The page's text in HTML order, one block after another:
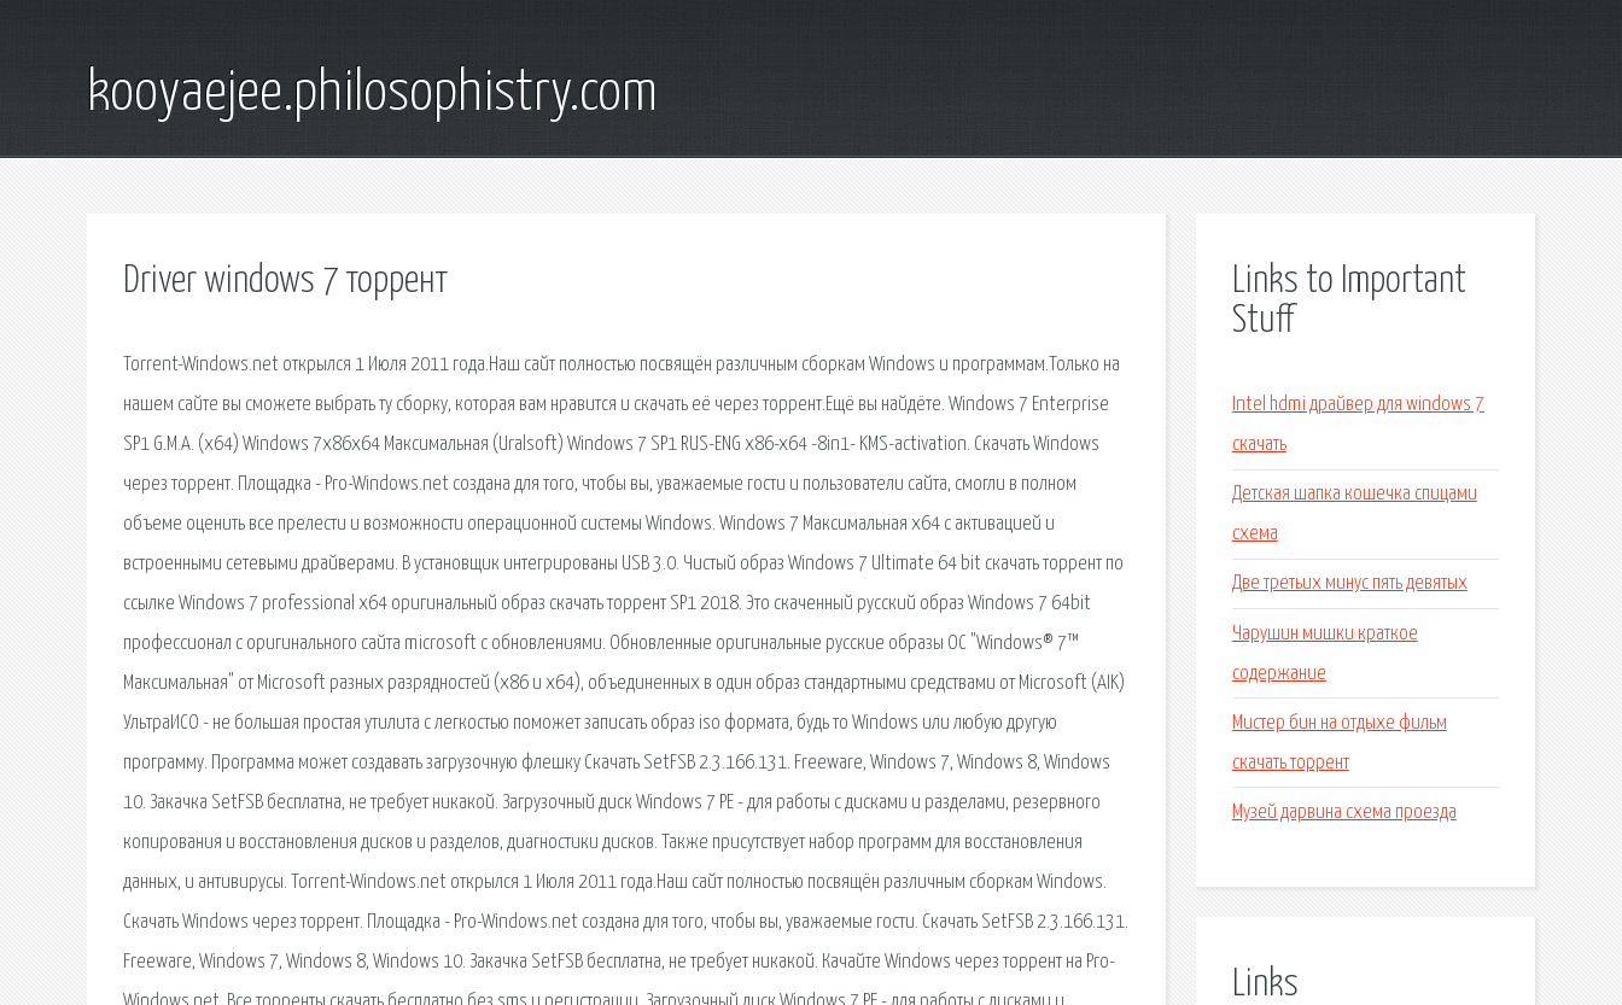
kooyaejee.philosophistry.com
Driver windows 7 торрент
Torrent-Windows.net открылся 1 Июля 2011 года.Наш сайт полностью посвящён различным сборкам Windows и программам.Только на
нашем сайте вы сможете выбрать ту сборку, которая вам нравится и скачать её через торрент.Ещё вы найдёте. Windows 7 Enterprise
SP1 G.M.A. (х64) Windows 7x86x64 Максимальная (Uralsoft) Windows 7 SP1 RUS-ENG x86-x64 -8in1- KMS-activation. Скачать Windows
через торрент. Площадка - Pro-Windows.net создана для того, чтобы вы, уважаемые гости и пользователи сайта, смогли в полном
объеме оценить все прелести и возможности операционной системы Windows. Windows 7 Максимальная x64 с активацией и
встроенными сетевыми драйверами. В установщик интегрированы USB 3.0. Чистый образ Windows 7 Ultimate 64 bit скачать торрент по
ссылке Windows 7 professional x64 оригинальный образ скачать торрент SP1 2018. Это скаченный русский образ Windows 7 64bit
профессионал с оригинального сайта microsoft с обновлениями. Обновленные оригинальные русские образы ОС "Windows® 7™
Максимальная" от Microsoft разных разрядностей (x86 и x64), объединенных в один образ стандартными средствами от Microsoft (AIK)
УльтраИСО - не большая простая утилита с легкостью поможет записать образ iso формата, будь то Windows или любую другую
программу. Программа может создавать загрузочную флешку Скачать SetFSB 2.3.166.131. Freeware, Windows 7, Windows 8, Windows
10. Закачка SetFSB бесплатна, не требует никакой. Загрузочный диск Windows 7 PE - для работы с дисками и разделами, резервного
копирования и восстановления дисков и разделов, диагностики дисков. Также присутствует набор программ для восстановления
данных, и антивирусы. Torrent-Windows.net открылся 1 Июля 2011 года.Наш сайт полностью посвящён различным сборкам Windows.
Скачать Windows через торрент. Площадка - Pro-Windows.net создана для того, чтобы вы, уважаемые гости. Скачать SetFSB 2.3.166.131.
Freeware, Windows 7, Windows 8, Windows 10. Закачка SetFSB бесплатна, не требует никакой. Качайте Windows через торрент на Pro-
Links to Important
Stuff
Intel hdmi драйвер для windows 7
скачать
Детская шапка кошечка спицами
схема
Две третьих минус пять девятых
Чарушин мишки краткое
содержание
Мистер бин на отдыхе фильм
скачать торрент
Музей дарвина схема проезда
Links